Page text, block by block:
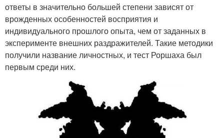
ответы в значительно большей степени зависят от
врожденных особенностей восприятия и
индивидуального прошлого опыта, чем от заданных в
эксперименте внешних раздражителей. Такие методики
получили название личностных, и тест Роршаха был
первым среди них.